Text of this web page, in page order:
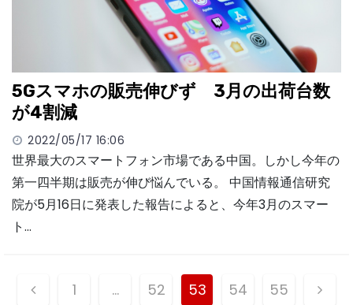
5Gスマホの販売伸びず 3月の出荷台数
が4割減
2022/05/17 16:06
世界最大のスマートフォン市場である中国。しかし今年の
第一四半期は販売が伸び悩んでいる。 中国情報通信研究
院が5月16日に発表した報告によると、今年3月のスマー
ト…
投
1 … 52 53 54 55